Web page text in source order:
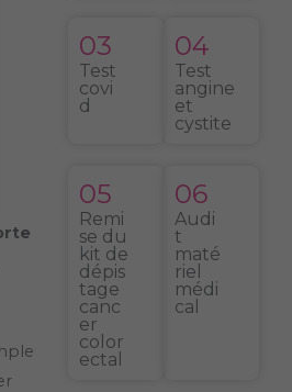
03
Test
covi
d
04
Test
angine
et
cystite
05
Remi
se du
kit de
dépis
tage
canc
er
color
ectal
06
Audi
t
maté
riel
médi
cal